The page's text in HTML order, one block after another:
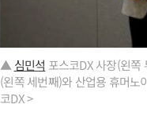
▲ 심민석 포스코DX 사장(왼쪽
(왼쪽 세번째)와 산업용 휴머노
코DX >